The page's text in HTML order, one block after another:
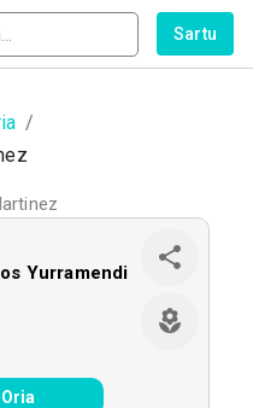
Sartu
/
Yurramendi